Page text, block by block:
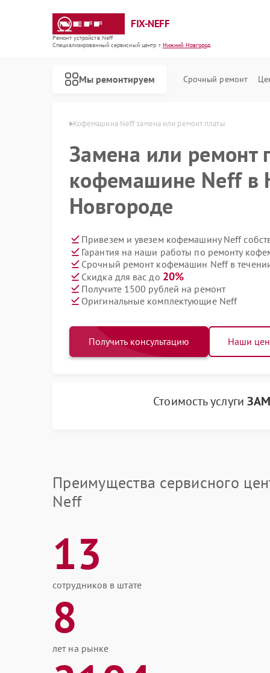
FIX-NEFF
Ремонт устройств Neff
Специализированный cервисный центр г.Нижний Новгород
Мы ремонтируем Срочный ремонт
Кофемашина Neff замена или ремонт платы
Замена или ремонт
кофемашине Neff в
Новгороде
Привезем и увезем кофемашину Neff
Гарантия на наши работы по ремонту
Срочный ремонт кофемашин Neff в
Скидка для вас до 20%
Получите 1500 рублей на ремонт
Оригинальные комплектующие Neff
Получить консультацию Наши
Стоимость услуги
Преимущества сервисного
Neff
13
сотрудников в штате
8
лет на рынке